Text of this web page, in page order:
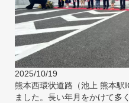
2025/10/19
熊本西環状道路（池上 熊本駅
ました。長い年月をかけて多